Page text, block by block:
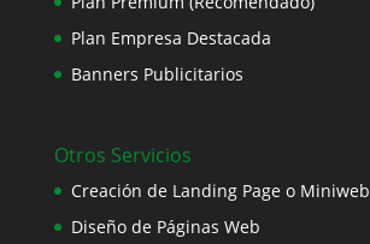
Plan Empresa Destacada
Banners Publicitarios
Otros Servicios
Creación de Landing Page o Miniweb
Diseño de Páginas Web